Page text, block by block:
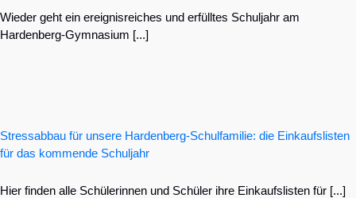
Wieder geht ein ereignisreiches und erfülltes Schuljahr am
Hardenberg-Gymnasium [...]
Stressabbau für unsere Hardenberg-Schulfamilie: die Einkaufslisten
für das kommende Schuljahr
Hier finden alle Schülerinnen und Schüler ihre Einkaufslisten für [...]